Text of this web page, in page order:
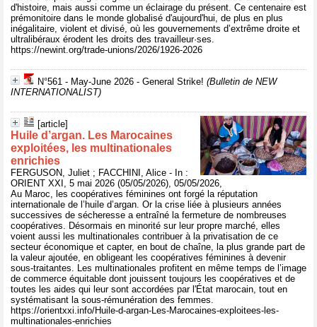
d'histoire, mais aussi comme un éclairage du présent. Ce centenaire est
prémonitoire dans le monde globalisé d'aujourd'hui, de plus en plus
inégalitaire, violent et divisé, où les gouvernements d’extrême droite et
ultralibéraux érodent les droits des travailleur·ses.
https://newint.org/trade-unions/2026/1926-2026
N°561 - May-June 2026 - General Strike! (Bulletin de NEW
INTERNATIONALIST)
[article]
Huile d’argan. Les Marocaines
exploitées, les multinationales
enrichies
FERGUSON, Juliet ; FACCHINI, Alice - In :
ORIENT XXI, 5 mai 2026 (05/05/2026), 05/05/2026,
Au Maroc, les coopératives féminines ont forgé la réputation
internationale de l’huile d’argan. Or la crise liée à plusieurs années
successives de sécheresse a entraîné la fermeture de nombreuses
coopératives. Désormais en minorité sur leur propre marché, elles
voient aussi les multinationales contribuer à la privatisation de ce
secteur économique et capter, en bout de chaîne, la plus grande part de
la valeur ajoutée, en obligeant les coopératives féminines à devenir
sous-traitantes. Les multinationales profitent en même temps de l’image
de commerce équitable dont jouissent toujours les coopératives et de
toutes les aides qui leur sont accordées par l'État marocain, tout en
systématisant la sous-rémunération des femmes.
https://orientxxi.info/Huile-d-argan-Les-Marocaines-exploitees-les-
multinationales-enrichies